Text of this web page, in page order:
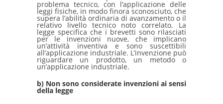
problema tecnico, con l’applicazione delle
leggi fisiche, in modo finora sconosciuto, che
supera l’abilità ordinaria di avanzamento o il
relativo livello tecnico noto correlato. La
legge specifica che i brevetti sono rilasciati
per le invenzioni nuove, che implicano
un’attività inventiva e sono suscettibili
all’applicazione industriale. L’invenzione può
riguardare un prodotto, un metodo o
un’applicazione industriale.
b) Non sono considerate invenzioni ai sensi
della legge